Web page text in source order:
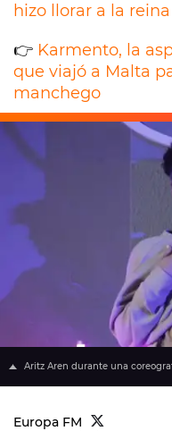
hizo llorar a la
👉 Karmento, la
que viajó a Malta
manchego
Aritz Aren durante una
Europa FM